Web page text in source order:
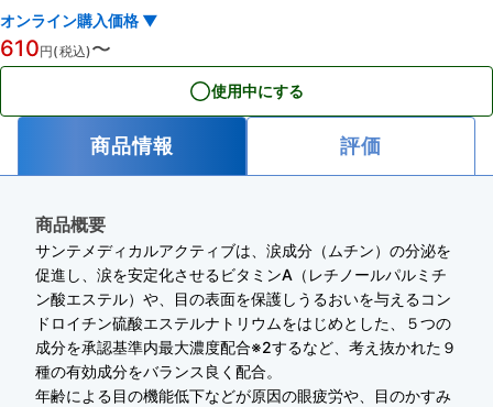
オンライン購入価格 ▼
610円(税込)〜
使用中にする
商品情報 評価
商品概要
サンテメディカルアクティブは、涙成分（ムチン）の分泌を
促進し、涙を安定化させるビタミンA（レチノールパルミチ
ン酸エステル）や、目の表面を保護しうるおいを与えるコン
ドロイチン硫酸エステルナトリウムをはじめとした、５つの
成分を承認基準内最大濃度配合※2するなど、考え抜かれた９
種の有効成分をバランス良く配合。
年齢による目の機能低下などが原因の眼疲労や、目のかすみ